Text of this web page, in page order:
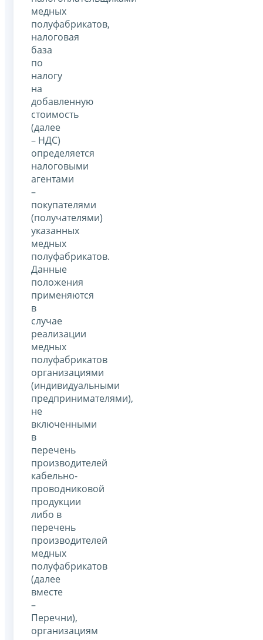
медных
полуфабрикатов,
налоговая
база
по
налогу
на
добавленную
стоимость
(далее
– НДС)
определяется
налоговыми
агентами
–
покупателями
(получателями)
указанных
медных
полуфабрикатов.
Данные
положения
применяются
в
случае
реализации
медных
полуфабрикатов
организациями
(индивидуальными
предпринимателями),
не
включенными
в
перечень
производителей
кабельно-
проводниковой
продукции
либо в
перечень
производителей
медных
полуфабрикатов
(далее
вместе
–
Перечни),
организациям